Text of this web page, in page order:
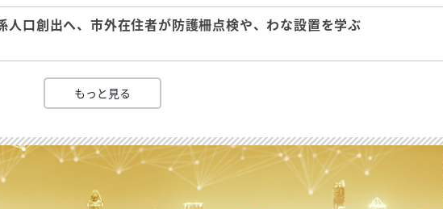
口創出へ、市外在住者が防護柵点検や、わな設置を学ぶ
もっと見る